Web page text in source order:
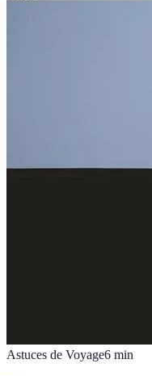
Astuces de Voyage6 min